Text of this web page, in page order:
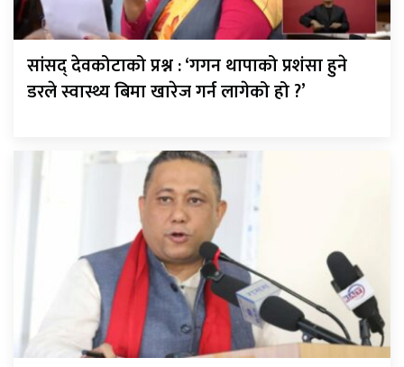
सांसद् देवकोटाको प्रश्न : ‘गगन थापाको प्रशंसा हुने
डरले स्वास्थ्य बिमा खारेज गर्न लागेको हो ?’